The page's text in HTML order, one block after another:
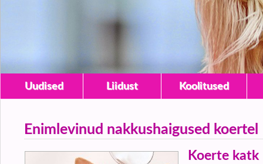
Uudised Liidust Koolitused
Enimlevinud nakkushaigused koertel
Koerte katk